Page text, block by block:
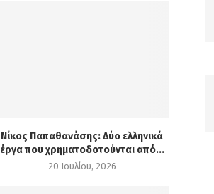
Νίκος Παπαθανάσης: Δύο ελληνικά
έργα που χρηματοδοτούνται από...
20 Ιουλίου, 2026